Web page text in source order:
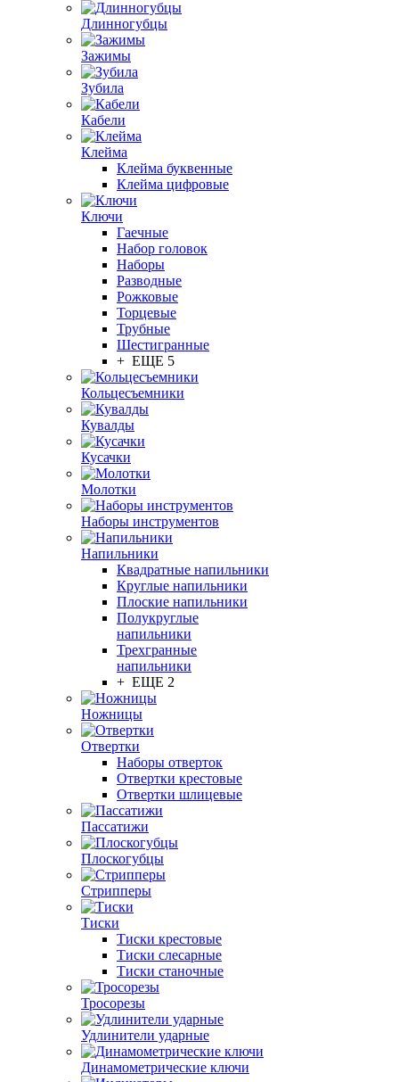
Длинногубцы
Зажимы
Зубила
Кабели
Клейма
Клейма буквенные
Клейма цифровые
Ключи
Гаечные
Набор головок
Наборы
Разводные
Рожковые
Торцевые
Трубные
Шестигранные
+ ЕЩЕ 5
Кольцесъемники
Кувалды
Кусачки
Молотки
Наборы инструментов
Напильники
Квадратные напильники
Круглые напильники
Плоские напильники
Полукруглые
напильники
Трехгранные
напильники
+ ЕЩЕ 2
Ножницы
Отвертки
Наборы отверток
Отвертки крестовые
Отвертки шлицевые
Пассатижи
Плоскогубцы
Стрипперы
Тиски
Тиски крестовые
Тиски слесарные
Тиски станочные
Тросорезы
Удлинители ударные
Динамометрические ключи